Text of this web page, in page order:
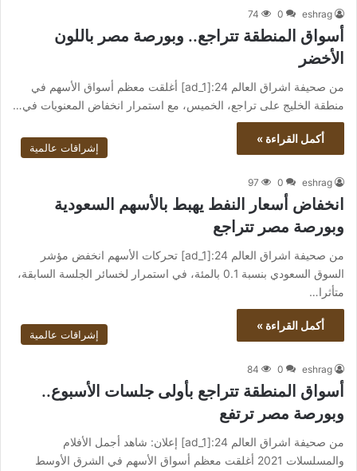
eshrag
0
74
أسواق المنطقة تتراجع.. وبورصة مصر باللون
الأخضر
من صحيفة اشراق العالم 24:[ad_1] أغلقت معظم أسواق الأسهم في
منطقة الخليج على تراجع، الخميس، مع استمرار انخفاض المعنويات في…
أكمل القراءة »
إشراقات عالمية
eshrag
0
97
انخفاض أسعار النفط يهبط بالأسهم السعودية
وبورصة مصر تتراجع
من صحيفة اشراق العالم 24:[ad_1] تحركات الأسهم انخفض مؤشر
السوق السعودي بنسبة 0.1 بالمئة، في استمرار لخسائر الجلسة السابقة،
متأثرا…
أكمل القراءة »
إشراقات عالمية
eshrag
0
84
أسواق المنطقة تتراجع بأولى جلسات الأسبوع..
وبورصة مصر ترتفع
من صحيفة اشراق العالم 24:[ad_1] إعلان: شاهد أجمل الأفلام
والمسلسلات 2021 أغلقت معظم أسواق الأسهم في الشرق الأوسط